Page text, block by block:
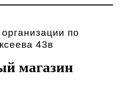
по
43в
магазин